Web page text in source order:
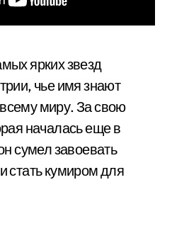
ярких звезд
чье имя знают
миру. За свою
началась еще в
сумел завоевать
стать кумиром для